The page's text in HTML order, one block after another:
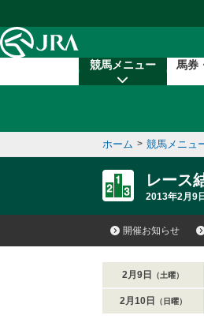
競馬メニュー 馬券
ホーム > 競馬メニュ
レース
2013年2月9
開催お知らせ
2月9日 （土曜）
2月10日 （日曜）